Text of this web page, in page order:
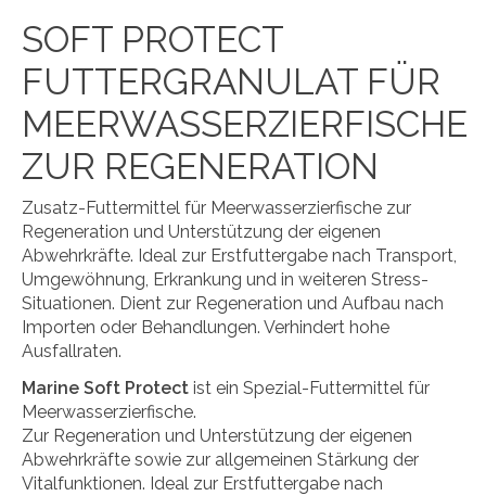
SOFT PROTECT
FUTTERGRANULAT FÜR
MEERWASSERZIERFISCHE
ZUR REGENERATION
Zusatz-Futtermittel für Meerwasserzierfische zur
Regeneration und Unterstützung der eigenen
Abwehrkräfte. Ideal zur Erstfuttergabe nach Transport,
Umgewöhnung, Erkrankung und in weiteren Stress-
Situationen. Dient zur Regeneration und Aufbau nach
Importen oder Behandlungen. Verhindert hohe
Ausfallraten.
Marine Soft Protect ist ein Spezial-Futtermittel für
Meerwasserzierfische.
Zur Regeneration und Unterstützung der eigenen
Abwehrkräfte sowie zur allgemeinen Stärkung der
Vitalfunktionen. Ideal zur Erstfuttergabe nach